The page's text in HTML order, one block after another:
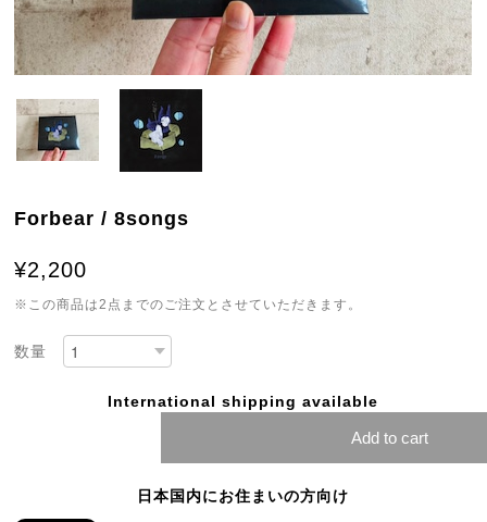
Forbear / 8songs
¥2,200
※この商品は2点までのご注文とさせていただきます。
数量
International shipping available
Add to cart
日本国内にお住まいの方向け